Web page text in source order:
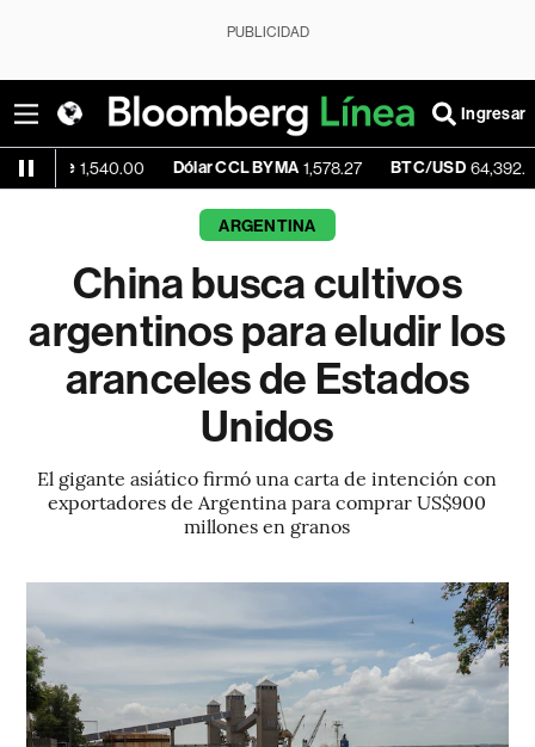
PUBLICIDAD
Ingresar
Dólar CCL BYMA 1,578.27 BTC/USD 64,392.59
ARGENTINA
China busca cultivos
argentinos para eludir los
aranceles de Estados
Unidos
El gigante asiático firmó una carta de intención con
exportadores de Argentina para comprar US$900
millones en granos